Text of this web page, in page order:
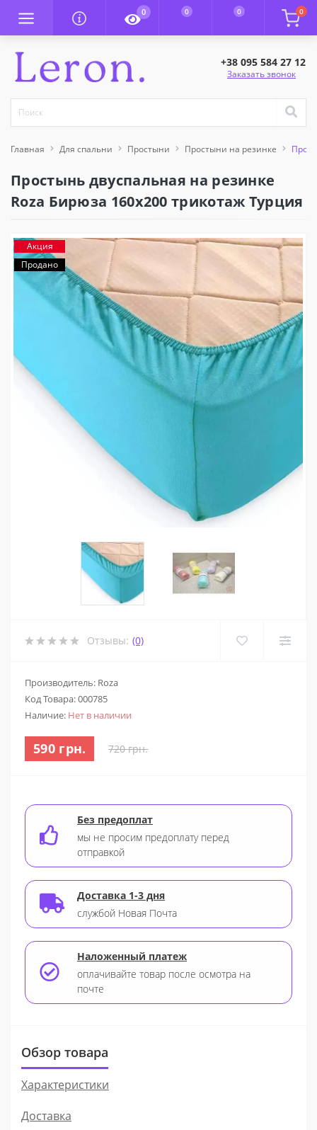
0 0 0 0
+38 095 584 27 12
Заказать звонок
Главная Для спальни Простыни Простыни на резинке
Простынь двуспальная на резинке
Roza Бирюза 160x200 трикотаж Турция
Акция
Продано
Отзывы: (0)
Производитель: Roza
Код Товара:000785
Наличие: Нет в наличии
590 грн. 720 грн.
Без предоплат
мы не просим предоплату перед
отправкой
Доставка 1-3 дня
службой Новая Почта
Наложенный платеж
оплачивайте товар после осмотра на
почте
Обзор товара
Характеристики
Доставка